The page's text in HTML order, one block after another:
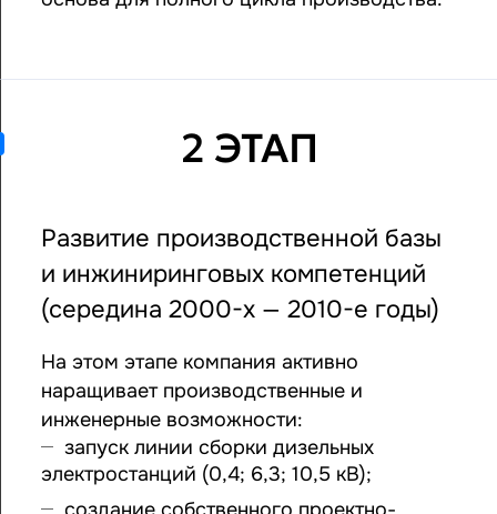
2 ЭТАП
Развитие производственной базы
и инжиниринговых компетенций
(середина 2000-х — 2010-е годы)
На этом этапе компания активно
наращивает производственные и
инженерные возможности:
запуск линии сборки дизельных
электростанций (0,4; 6,3; 10,5 кВ);
создание собственного проектно-